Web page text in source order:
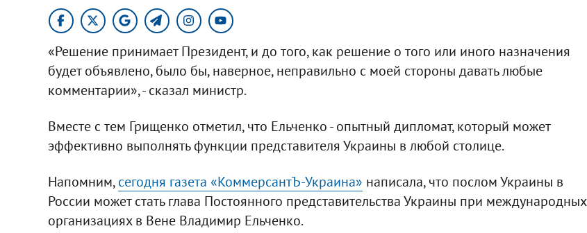
«Решение принимает Президент, и до того, как решение о того или иного назначения
будет объявлено, было бы, наверное, неправильно с моей стороны давать любые
комментарии», - сказал министр.
Вместе с тем Грищенко отметил, что Ельченко - опытный дипломат, который может
эффективно выполнять функции представителя Украины в любой столице.
Напомним,сегодня газета «КоммерсантЪ-Украина» написала, что послом Украины в
России может стать глава Постоянного представительства Украины при международных
организациях в Вене Владимир Ельченко.